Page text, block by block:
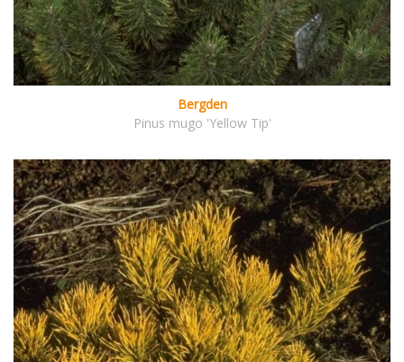
Bergden
Pinus mugo 'Yellow Tip'